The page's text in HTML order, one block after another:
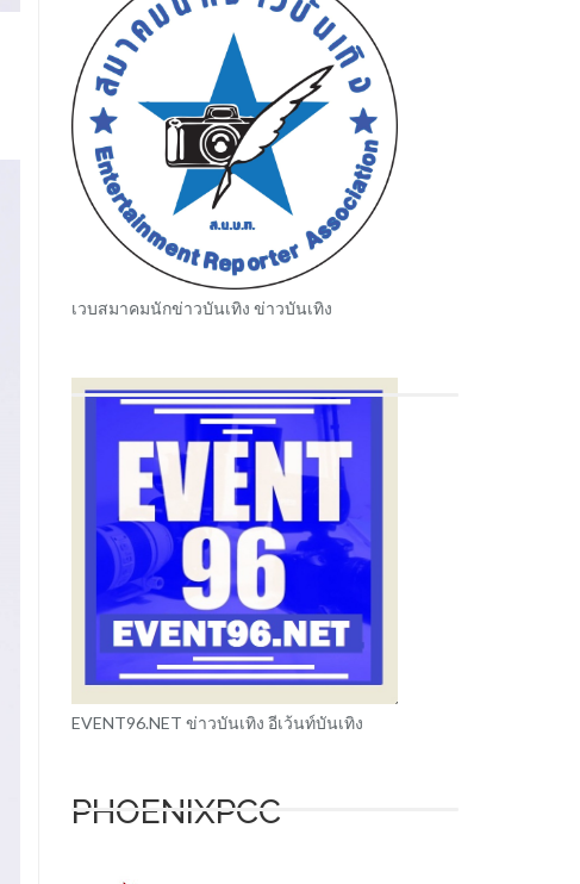
เวบสมาคมนักข่าวบันเทิง ข่าวบันเทิง
EVENT96.NET ข่าวบันเทิง อีเว้นท์บันเทิง
PHOENIXPCC